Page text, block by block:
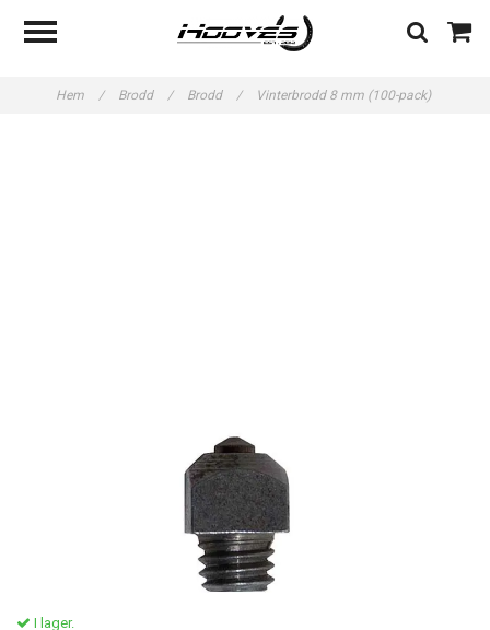
Hem / Brodd / Brodd / Vinterbrodd 8 mm (100-pack)
I lager.